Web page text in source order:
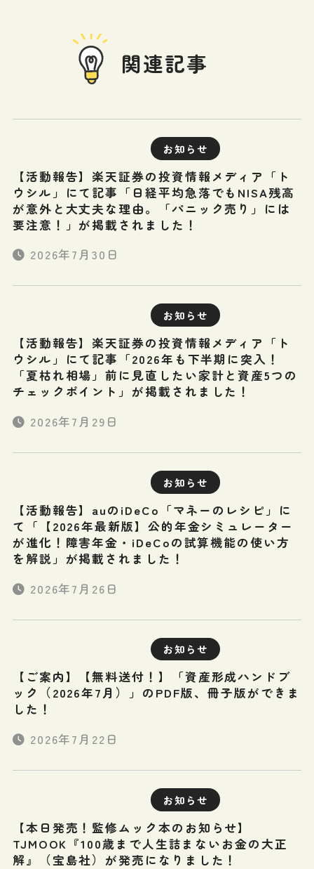
関連記事
お知らせ
【活動報告】楽天証券の投資情報メディア「ト
ウシル」にて記事「日経平均急落でもNISA残高
が意外と大丈夫な理由。「パニック売り」には
要注意！」が掲載されました！
2026年7月30日
お知らせ
【活動報告】楽天証券の投資情報メディア「ト
ウシル」にて記事「2026年も下半期に突入！
「夏枯れ相場」前に見直したい家計と資産5つの
チェックポイント」が掲載されました！
2026年7月29日
お知らせ
【活動報告】auのiDeCo「マネーのレシピ」に
て「【2026年最新版】公的年金シミュレーター
が進化！障害年金・iDeCoの試算機能の使い方
を解説」が掲載されました！
2026年7月26日
お知らせ
【ご案内】【無料送付！】「資産形成ハンドブ
ック（2026年7月）」のPDF版、冊子版ができま
した！
2026年7月22日
お知らせ
【本日発売！監修ムック本のお知らせ】
TJMOOK『100歳まで人生詰まないお金の大正
解』（宝島社）が発売になりました！